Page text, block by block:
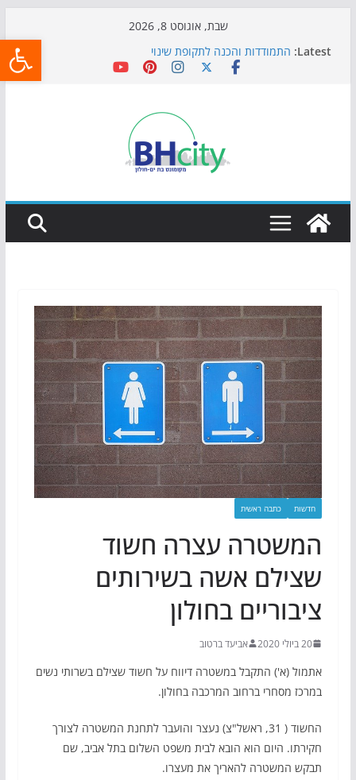
שבת, אוגוסט 8, 2026
Latest: התמודדות והכנה לתקופת שינוי
אי ההרפתקאות ממשיך לכבוש את הגינות: מאות משפחות
כדורגל באווירה מיוחדת: הקרנת גמר המונדיאל בטרמינל
הקיץ של בני הנוער בבת־ים: חוף הריביירה הופך למרחב
בטוח בשעות הערב
חדשות כתבה ראשית
המשטרה עצרה חשוד
שצילם אשה בשירותים
ציבוריים בחולון
20 ביולי 2020 אביעד ברטוב
אתמול (א') התקבל במשטרה דיווח על חשוד שצילם בשרותי נשים
במרכז מסחרי ברחוב המרכבה בחולון.
החשוד ( 31, ראשל"צ) נעצר והועבר לתחנת המשטרה לצורך
חקירתו. היום הוא הובא לבית משפט השלום בתל אביב, שם
תבקש המשטרה להאריך את מעצרו.